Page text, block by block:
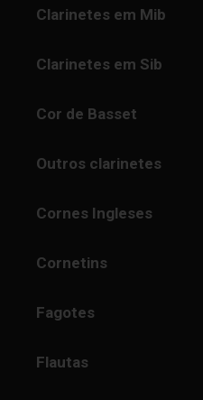
Clarinetes em Mib
Clarinetes em Sib
Cor de Basset
Outros clarinetes
Cornes Ingleses
Cornetins
Fagotes
Flautas